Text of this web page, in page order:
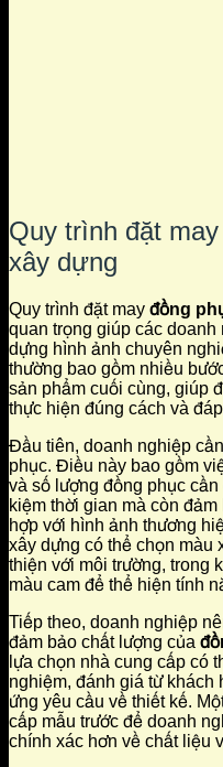
Quy trình đặt
xây dựng
Quy trình đặt may đồng
quan trọng giúp các
dựng hình ảnh chuyên
thường bao gồm nhiều
sản phẩm cuối cùng, giúp
thực hiện đúng cách và
Đầu tiên, doanh nghiệp
phục. Điều này bao gồm
và số lượng đồng phục
kiệm thời gian mà còn
hợp với hình ảnh thương
xây dựng có thể chọn màu
thiện với môi trường, trong
màu cam để thể hiện tính
Tiếp theo, doanh nghiệp
đảm bảo chất lượng của
lựa chọn nhà cung cấp có
nghiệm, đánh giá từ khách
ứng yêu cầu về thiết kế.
cấp mẫu trước để doanh
chính xác hơn về chất liệu